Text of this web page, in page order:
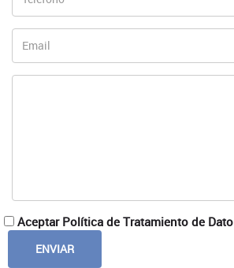
Aceptar Política de Tratamiento de